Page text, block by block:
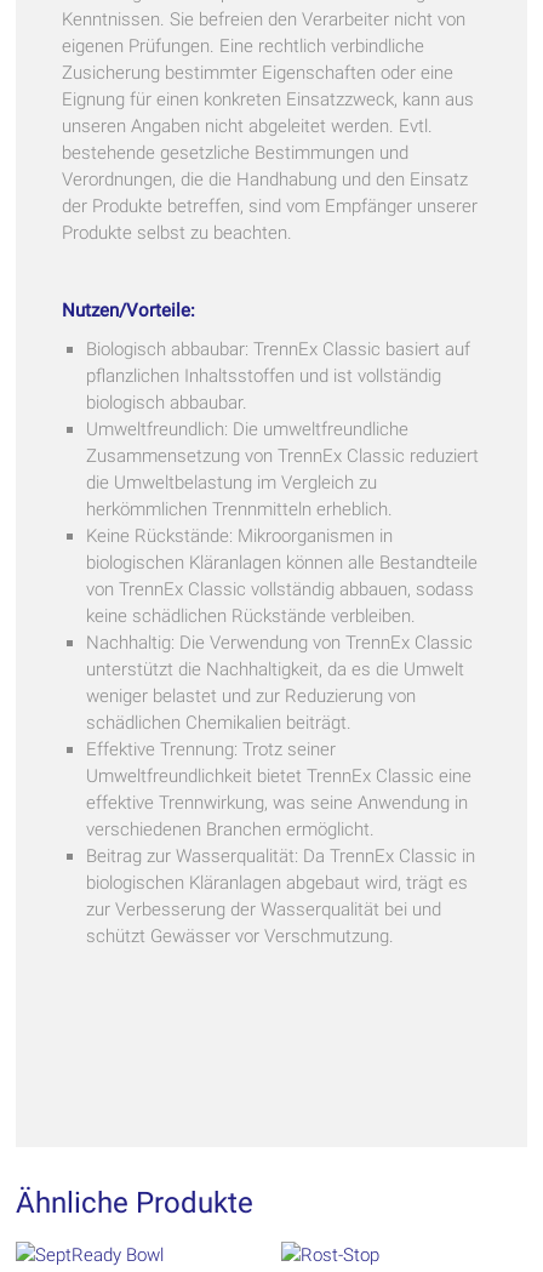
Kenntnissen. Sie befreien den Verarbeiter nicht von
eigenen Prüfungen. Eine rechtlich verbindliche
Zusicherung bestimmter Eigenschaften oder eine
Eignung für einen konkreten Einsatzzweck, kann aus
unseren Angaben nicht abgeleitet werden. Evtl.
bestehende gesetzliche Bestimmungen und
Verordnungen, die die Handhabung und den Einsatz
der Produkte betreffen, sind vom Empfänger unserer
Produkte selbst zu beachten.
Nutzen/Vorteile:
Biologisch abbaubar: TrennEx Classic basiert auf
pflanzlichen Inhaltsstoffen und ist vollständig
biologisch abbaubar.
Umweltfreundlich: Die umweltfreundliche
Zusammensetzung von TrennEx Classic reduziert
die Umweltbelastung im Vergleich zu
herkömmlichen Trennmitteln erheblich.
Keine Rückstände: Mikroorganismen in
biologischen Kläranlagen können alle Bestandteile
von TrennEx Classic vollständig abbauen, sodass
keine schädlichen Rückstände verbleiben.
Nachhaltig: Die Verwendung von TrennEx Classic
unterstützt die Nachhaltigkeit, da es die Umwelt
weniger belastet und zur Reduzierung von
schädlichen Chemikalien beiträgt.
Effektive Trennung: Trotz seiner
Umweltfreundlichkeit bietet TrennEx Classic eine
effektive Trennwirkung, was seine Anwendung in
verschiedenen Branchen ermöglicht.
Beitrag zur Wasserqualität: Da TrennEx Classic in
biologischen Kläranlagen abgebaut wird, trägt es
zur Verbesserung der Wasserqualität bei und
schützt Gewässer vor Verschmutzung.
Ähnliche Produkte